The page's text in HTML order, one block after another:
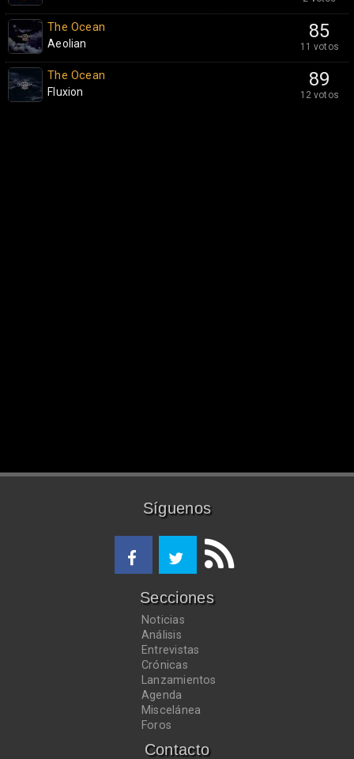
85
11 votos
The Ocean
Aeolian
89
12 votos
The Ocean
Fluxion
Síguenos
Secciones
Noticias
Análisis
Entrevistas
Crónicas
Lanzamientos
Agenda
Miscelánea
Foros
Contacto